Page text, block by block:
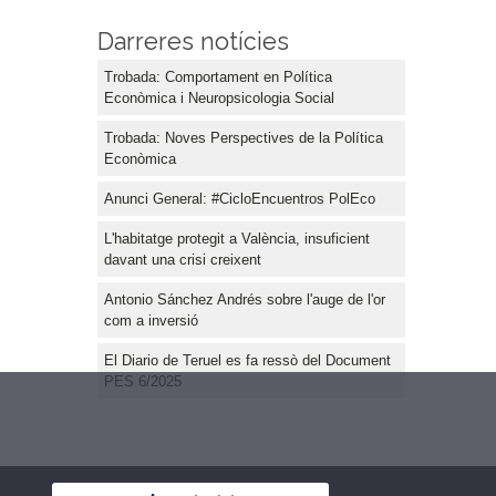
Darreres notícies
Trobada: Comportament en Política
Econòmica i Neuropsicologia Social
Trobada: Noves Perspectives de la Política
Econòmica
Anunci General: #CicloEncuentros PolEco
L'habitatge protegit a València, insuficient
davant una crisi creixent
Antonio Sánchez Andrés sobre l'auge de l'or
com a inversió
El Diario de Teruel es fa ressò del Document
PES 6/2025